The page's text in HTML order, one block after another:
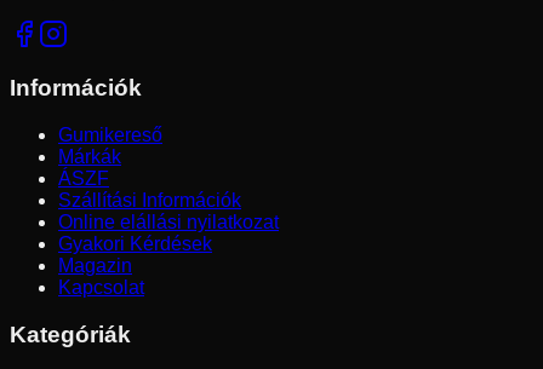
Információk
Gumikereső
Márkák
ÁSZF
Szállítási Információk
Online elállási nyilatkozat
Gyakori Kérdések
Magazin
Kapcsolat
Kategóriák